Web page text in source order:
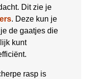
Dit zie je
. Deze kun je
de gaatjes die
kunt
rasp is